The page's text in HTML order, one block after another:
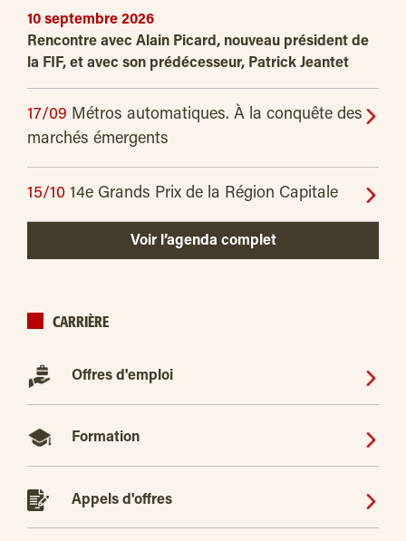
10 septembre 2026
Rencontre avec Alain Picard, nouveau président de
la FIF, et avec son prédécesseur, Patrick Jeantet
17/09 Métros automatiques. À la conquête des
marchés émergents
15/10 14e Grands Prix de la Région Capitale
Voir l’agenda complet
CARRIÈRE
Offres d'emploi
Formation
Appels d'offres